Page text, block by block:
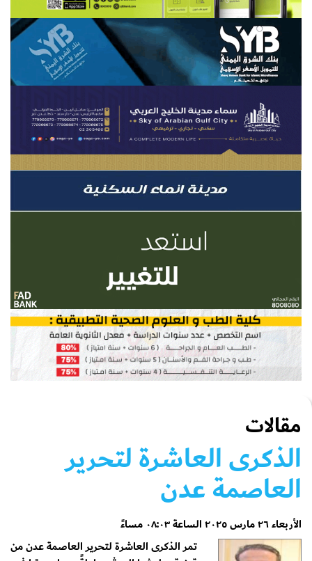
مقالات
الذكرى العاشرة لتحرير
العاصمة عدن
الأربعاء ٢٦ مارس ٢٠٢٥ الساعة ٠٨:٠٣ مساءً
تمر الذكرى العاشرة لتحرير العاصمة عدن من